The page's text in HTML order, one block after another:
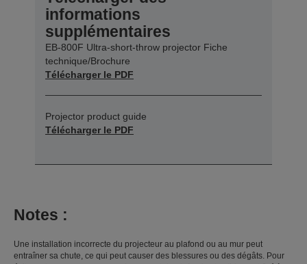
informations
supplémentaires
EB-800F Ultra-short-throw projector Fiche
technique/Brochure
Télécharger le PDF
Projector product guide
Télécharger le PDF
Notes :
Une installation incorrecte du projecteur au plafond ou au mur peut
entraîner sa chute, ce qui peut causer des blessures ou des dégâts. Pour